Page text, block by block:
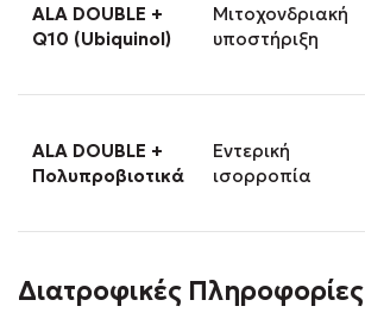
ALA DOUBLE +
Q10 (Ubiquinol)
Μιτοχονδριακή
υποστήριξη
ALA DOUBLE +
Πολυπροβιοτικά
Εντερική
ισορροπία
Διατροφικές Πληροφορίες